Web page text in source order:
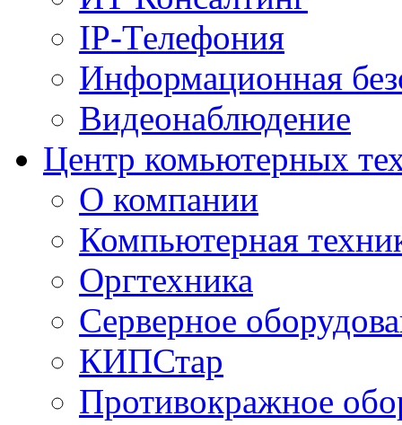
IP-Телефония
Информационная
Видеонаблюдение
Центр комьютерных
О компании
Компьютерная
Оргтехника
Серверное
КИПСтар
Противокражное